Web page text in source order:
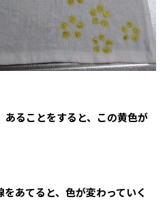
ることをすると、この黄色が
あてると、色が変わっていく